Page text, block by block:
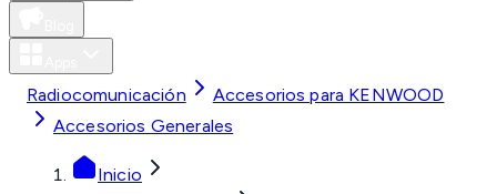
Radiocomunicación
Accesorios para KENWOOD
Accesorios Generales
Inicio